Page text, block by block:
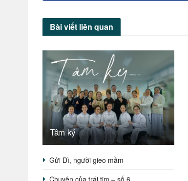
Bài viết liên quan
Tâm ký
Gửi Dì, người gieo mầm
Chuyện của trái tim – số 6